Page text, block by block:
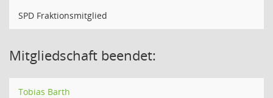
SPD Fraktionsmitglied
Mitgliedschaft beendet:
Tobias Barth